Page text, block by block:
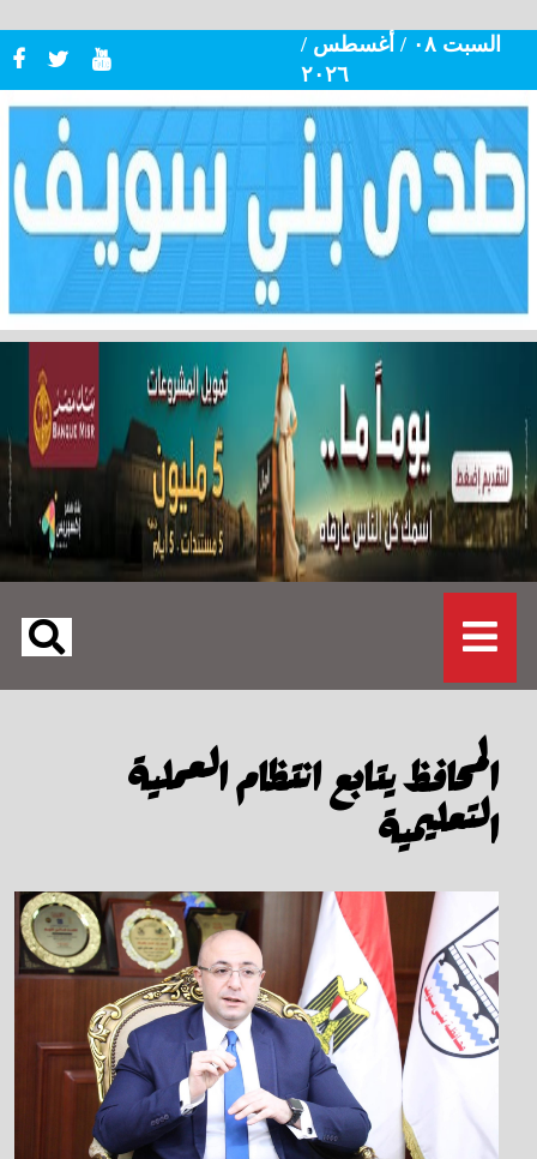
السبت ٠٨ / أغسطس /
٢٠٢٦
المحافظ يتابع انتظام العملية
التعليمية